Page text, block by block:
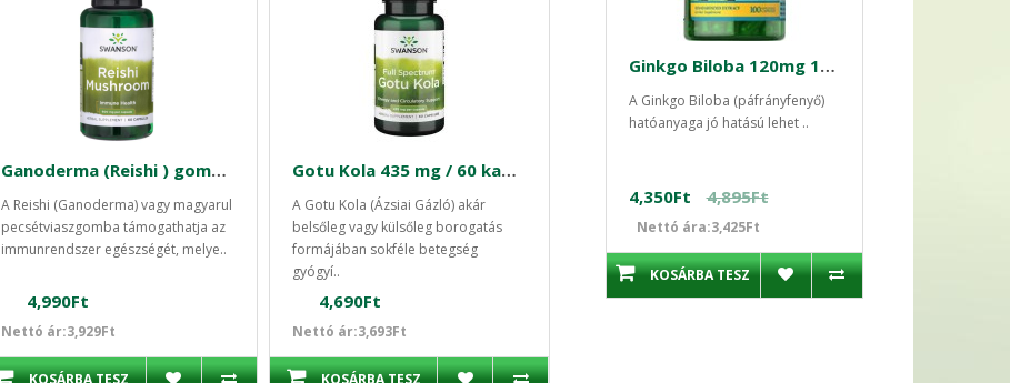
Ganoderma (Reishi ) gomba 600 mg / 60 db kapszula Swanson
A Reishi (Ganoderma) vagy magyarul
pecsétviaszgomba támogathatja az
immunrendszer egészségét, melye..
4,990Ft
Nettó ár:3,929Ft
KOSÁRBA TESZ
Gotu Kola 435 mg / 60 kapszula Swanson
A Gotu Kola (Ázsiai Gázló) akár
belsőleg vagy külsőleg borogatás
formájában sokféle betegség
gyógyí..
4,690Ft
Nettó ár:3,693Ft
KOSÁRBA TESZ
Ginkgo Biloba 120mg 100 db standarzidált kapszula
A Ginkgo Biloba (páfrányfenyő)
hatóanyaga jó hatású lehet ..
4,350Ft 4,895Ft
Nettó ára:3,425Ft
KOSÁRBA TESZ